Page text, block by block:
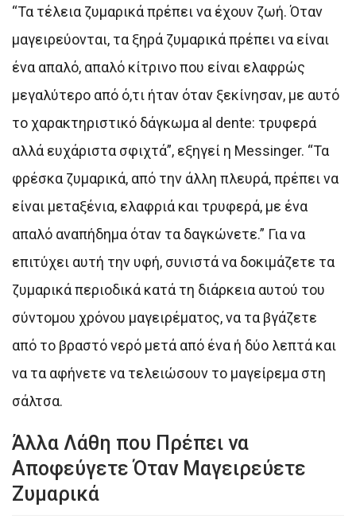
“Τα τέλεια ζυμαρικά πρέπει να έχουν ζωή. Όταν
μαγειρεύονται, τα ξηρά ζυμαρικά πρέπει να είναι
ένα απαλό, απαλό κίτρινο που είναι ελαφρώς
μεγαλύτερο από ό,τι ήταν όταν ξεκίνησαν, με αυτό
το χαρακτηριστικό δάγκωμα al dente: τρυφερά
αλλά ευχάριστα σφιχτά”, εξηγεί η Messinger. “Τα
φρέσκα ζυμαρικά, από την άλλη πλευρά, πρέπει να
είναι μεταξένια, ελαφριά και τρυφερά, με ένα
απαλό αναπήδημα όταν τα δαγκώνετε.” Για να
επιτύχει αυτή την υφή, συνιστά να δοκιμάζετε τα
ζυμαρικά περιοδικά κατά τη διάρκεια αυτού του
σύντομου χρόνου μαγειρέματος, να τα βγάζετε
από το βραστό νερό μετά από ένα ή δύο λεπτά και
να τα αφήνετε να τελειώσουν το μαγείρεμα στη
σάλτσα.
Άλλα Λάθη που Πρέπει να
Αποφεύγετε Όταν Μαγειρεύετε
Ζυμαρικά